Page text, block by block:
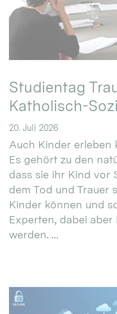
Studientag
Katholisch-
20. Juli 2026
Auch Kinder erleben
Es gehört zu den
dass sie ihr Kind vor
dem Tod und Trauer
Kinder können und
Experten, dabei
werden. ...